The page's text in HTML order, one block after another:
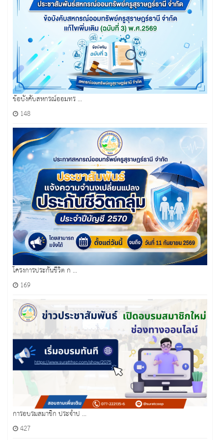
ข้อบังคับสหกรณ์ออมทร ...
148
โครงการประกันชีวิต ก ...
169
การอบรมสมาชิก ประจำป ...
427